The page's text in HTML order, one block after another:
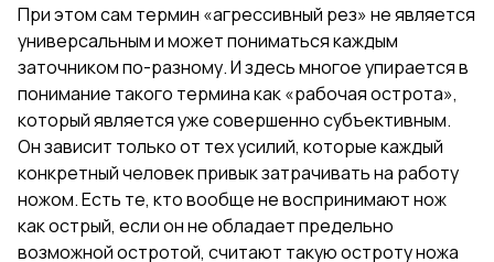
При этом сам термин «агрессивный рез» не является
универсальным и может пониматься каждым
заточником по-разному. И здесь многое упирается в
понимание такого термина как «рабочая острота»,
который является уже совершенно субъективным.
Он зависит только от тех усилий, которые каждый
конкретный человек привык затрачивать на работу
ножом. Есть те, кто вообще не воспринимают нож
как острый, если он не обладает предельно
возможной остротой, считают такую остроту ножа